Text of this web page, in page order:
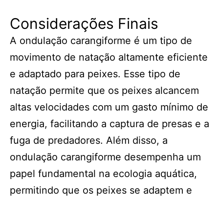
Considerações Finais
A ondulação carangiforme é um tipo de
movimento de natação altamente eficiente
e adaptado para peixes. Esse tipo de
natação permite que os peixes alcancem
altas velocidades com um gasto mínimo de
energia, facilitando a captura de presas e a
fuga de predadores. Além disso, a
ondulação carangiforme desempenha um
papel fundamental na ecologia aquática,
permitindo que os peixes se adaptem e